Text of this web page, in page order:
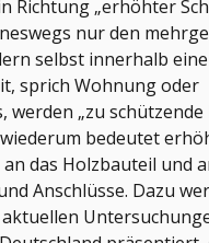
Richtung „erhöhter
nur den
selbst innerhalb
sprich Wohnung oder
werden „zu schützende
bedeutet
das Holzbauteil und
Anschlüsse. Dazu